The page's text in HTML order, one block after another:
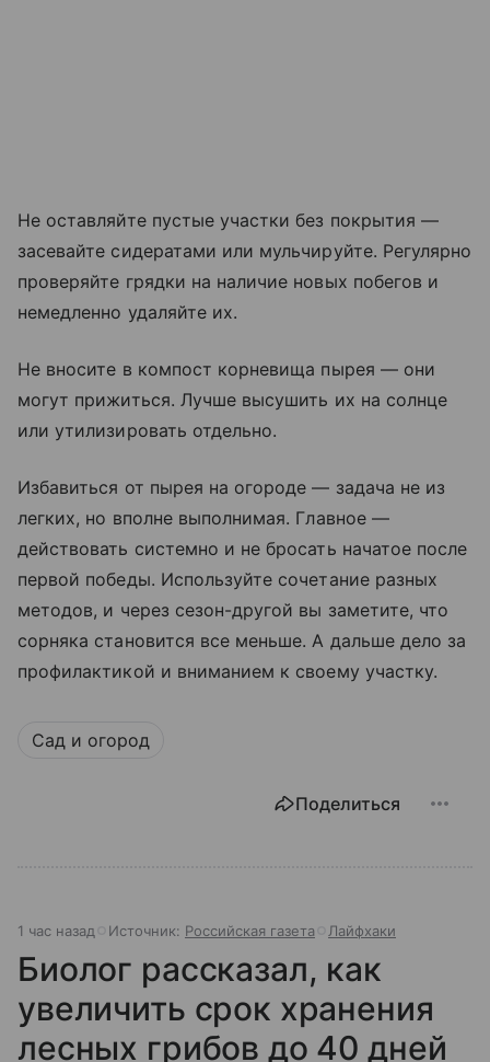
Не оставляйте пустые участки без покрытия —
засевайте сидератами или мульчируйте. Регулярно
проверяйте грядки на наличие новых побегов и
немедленно удаляйте их.
Не вносите в компост корневища пырея — они
могут прижиться. Лучше высушить их на солнце
или утилизировать отдельно.
Избавиться от пырея на огороде — задача не из
легких, но вполне выполнимая. Главное —
действовать системно и не бросать начатое после
первой победы. Используйте сочетание разных
методов, и через сезон-другой вы заметите, что
сорняка становится все меньше. А дальше дело за
профилактикой и вниманием к своему участку.
Сад и огород
Поделиться
1 час назад Источник: Российская газета Лайфхаки
Биолог рассказал, как
увеличить срок хранения
лесных грибов до 40 дней